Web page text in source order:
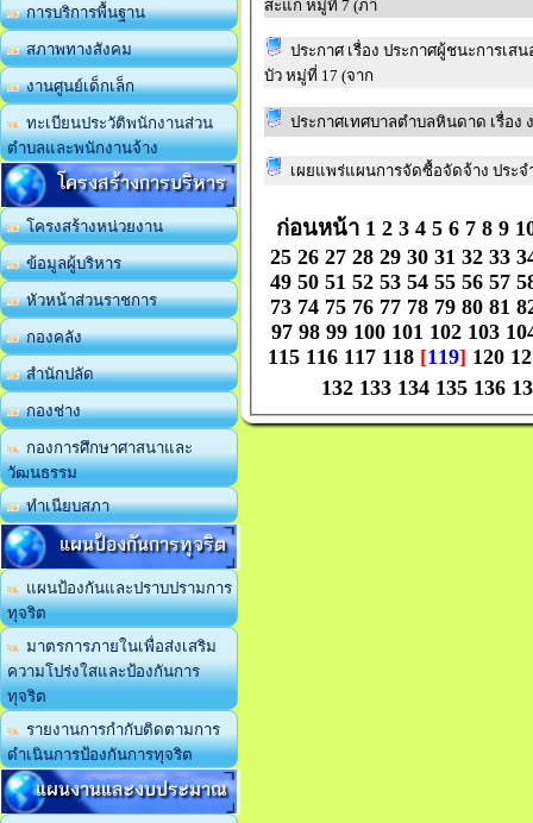
การบริการพื้นฐาน
สภาพทางสังคม
งานศูนย์เด็กเล็ก
ทะเบียนประวัติพนักงานส่วน
ตำบลและพนักงานจ้าง
โครงสร้างการบริหาร
โครงสร้างหน่วยงาน
ข้อมูลผู้บริหาร
หัวหน้าส่วนราชการ
กองคลัง
สำนักปลัด
กองช่าง
กองการศึกษาศาสนาและ
วัฒนธรรม
ทำเนียบสภา
แผนป้องกันการทุจริต
แผนป้องกันและปราบปรามการ
ทุจริต
มาตรการภายในเพื่อส่งเสริม
ความโปร่งใสและป้องกันการ
ทุจริต
รายงานการกำกับติดตามการ
ดำเนินการป้องกันการทุจริต
แผนงานและงบประมาณ
สะแก หมู่ที่ 7 (ภา
ประกาศ เรื่อง ประกาศผู้ชนะการเส
บัว หมู่ที่ 17 (จาก
ประกาศเทศบาลตำบลหินดาด เรื่อ
เผยแพร่แผนการจัดซื้อจัดจ้าง ประ
ก่อนหน้า 1 2 3 4 5 6 7 8 9
25 26 27 28 29 30 31 32 33
49 50 51 52 53 54 55 56 57
73 74 75 76 77 78 79 80 81
97 98 99 100 101 102 103
115 116 117 118 [119] 120
132 133 134 135 136